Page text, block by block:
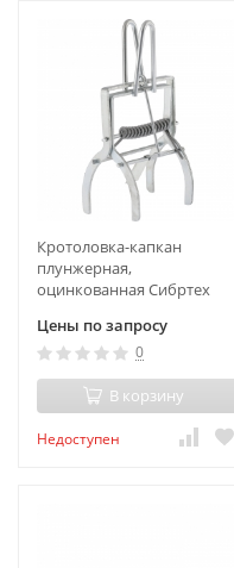
Кротоловка-капкан
плунжерная,
оцинкованная Сибртех
Цены по запросу
0
В корзину
Недоступен